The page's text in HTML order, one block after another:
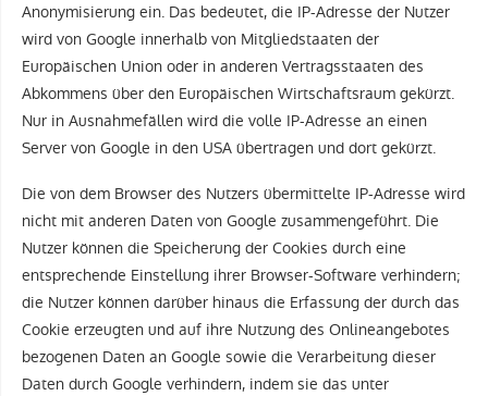
Anonymisierung ein. Das bedeutet, die IP-Adresse der Nutzer
wird von Google innerhalb von Mitgliedstaaten der
Europäischen Union oder in anderen Vertragsstaaten des
Abkommens über den Europäischen Wirtschaftsraum gekürzt.
Nur in Ausnahmefällen wird die volle IP-Adresse an einen
Server von Google in den USA übertragen und dort gekürzt.
Die von dem Browser des Nutzers übermittelte IP-Adresse wird
nicht mit anderen Daten von Google zusammengeführt. Die
Nutzer können die Speicherung der Cookies durch eine
entsprechende Einstellung ihrer Browser-Software verhindern;
die Nutzer können darüber hinaus die Erfassung der durch das
Cookie erzeugten und auf ihre Nutzung des Onlineangebotes
bezogenen Daten an Google sowie die Verarbeitung dieser
Daten durch Google verhindern, indem sie das unter